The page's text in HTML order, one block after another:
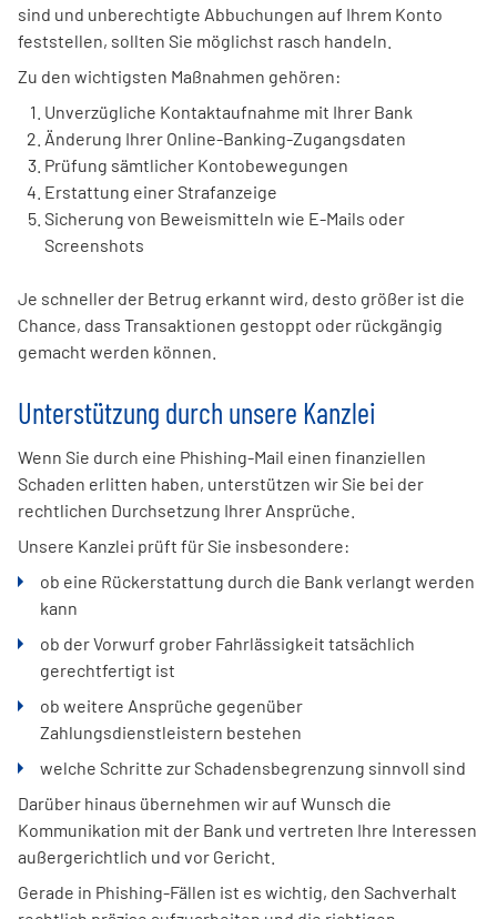
sind und unberechtigte Abbuchungen auf Ihrem Konto
feststellen, sollten Sie möglichst rasch handeln.
Zu den wichtigsten Maßnahmen gehören:
Unverzügliche Kontaktaufnahme mit Ihrer Bank
Änderung Ihrer Online-Banking-Zugangsdaten
Prüfung sämtlicher Kontobewegungen
Erstattung einer Strafanzeige
Sicherung von Beweismitteln wie E-Mails oder
Screenshots
Je schneller der Betrug erkannt wird, desto größer ist die
Chance, dass Transaktionen gestoppt oder rückgängig
gemacht werden können.
Unterstützung durch unsere Kanzlei
Wenn Sie durch eine Phishing-Mail einen finanziellen
Schaden erlitten haben, unterstützen wir Sie bei der
rechtlichen Durchsetzung Ihrer Ansprüche.
Unsere Kanzlei prüft für Sie insbesondere:
ob eine Rückerstattung durch die Bank verlangt werden
kann
ob der Vorwurf grober Fahrlässigkeit tatsächlich
gerechtfertigt ist
ob weitere Ansprüche gegenüber
Zahlungsdienstleistern bestehen
welche Schritte zur Schadensbegrenzung sinnvoll sind
Darüber hinaus übernehmen wir auf Wunsch die
Kommunikation mit der Bank und vertreten Ihre Interessen
außergerichtlich und vor Gericht.
Gerade in Phishing-Fällen ist es wichtig, den Sachverhalt